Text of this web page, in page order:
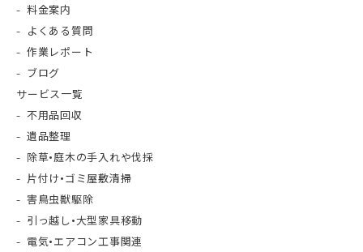
サービス一覧
不用品回収
遺品整理
除草•庭木の手入れや伐採
片付け•ゴミ屋敷清掃
害鳥虫獣駆除
引っ越し•大型家具移動
電気•エアコン工事関連
料金案内
よくある質問
作業レポート
ブログ